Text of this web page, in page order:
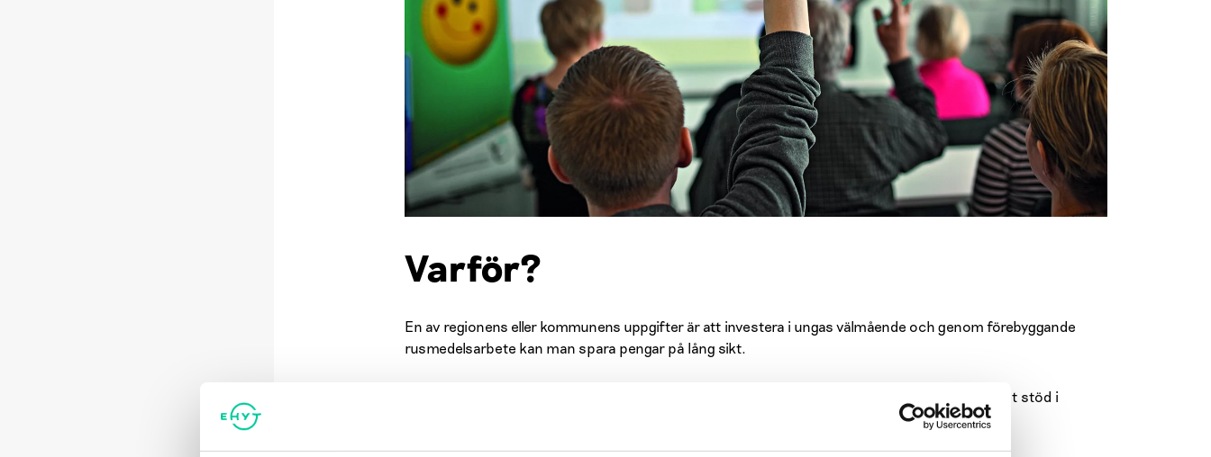
Varför?
En av regionens eller kommunens uppgifter är att investera i ungas välmående och genom förebyggande
rusmedelsarbete kan man spara pengar på lång sikt.
Genom ett partnerskapsavtal med EHYT får regionen eller kommunen information och konkret stöd i